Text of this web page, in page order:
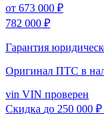
от 673 000 ₽
782 000 ₽
Гарантия
Оригинал ПТС в
vin VIN проверен
Скидка до 250 000 ₽